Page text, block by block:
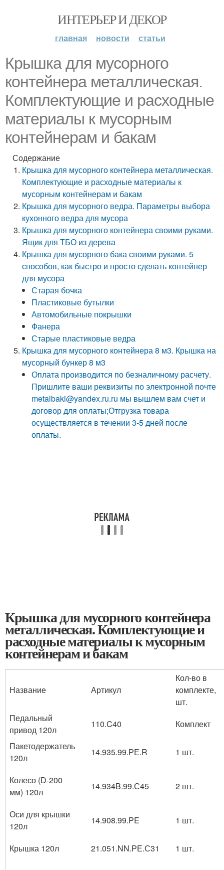
ИНТЕРЬЕР И ДЕКОР
главная новости статьи
Крышка для мусорного
контейнера металлическая.
Комплектующие и расходные
материалы к мусорным
контейнерам и бакам
Содержание
Крышка для мусорного контейнера металлическая.
Комплектующие и расходные материалы к
мусорным контейнерам и бакам
Крышка для мусорного ведра. Параметры выбора
кухонного ведра для мусора
Крышка для мусорного контейнера своими руками.
Ящик для ТБО из дерева
Крышка для мусорного бака своими руками. 5
способов, как быстро и просто сделать контейнер
для мусора
Старая бочка
Пластиковые бутылки
Автомобильные покрышки
Фанера
Старые пластиковые ведра
Крышка для мусорного контейнера 8 м3. Крышка на
мусорный бункер 8 м3
Оплата производится по безналичному расчету.
Пришлите ваши реквизиты по электронной почте
metalbaki@yandex.ru.ru мы вышлем вам счет и
договор для оплаты;Отгрузка товара
осуществляется в течении 3-5 дней после
оплаты.
Крышка для мусорного контейнера
металлическая. Комплектующие и
расходные материалы к мусорным
контейнерам и бакам
Название Артикул
Кол-во в
комплекте,
шт.
Педальный
привод 120л
110.C40
Комплект
Пакетодержатель
120л
14.935.99.РЕ.R 1 шт.
Колесо (D-200
мм) 120л
14.934B.99.С45 2 шт.
Оси для крышки
120л
14.908.99.PE 1 шт.
Крышка 120л 21.051.NN.РЕ.С31 1 шт.